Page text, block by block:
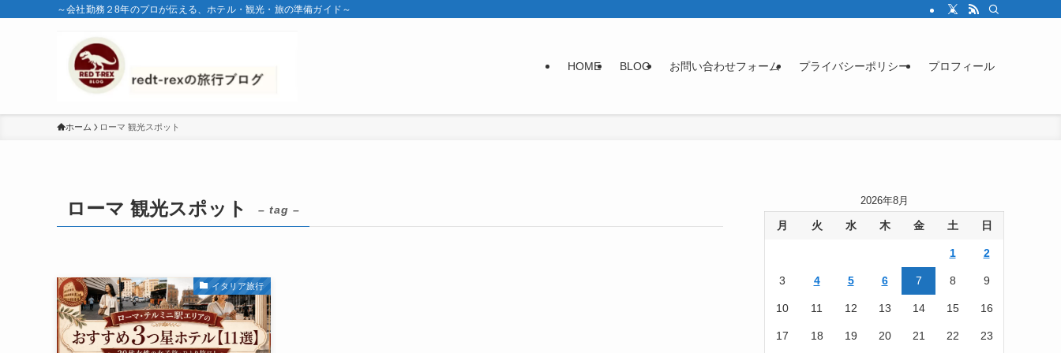
～会社勤務２8年のプロが伝える、ホテル・観光・旅の準備ガイド～
HOME BLOG お問い合わせフォーム プライバシーポリシー プロフィール
ホーム ローマ 観光スポット
ローマ 観光スポット – tag –
イタリア旅行
2026年8月
月 火 水 木 金 土 日
1 2
3 4 5 6 7 8 9
10 11 12 13 14 15 16
17 18 19 20 21 22 23